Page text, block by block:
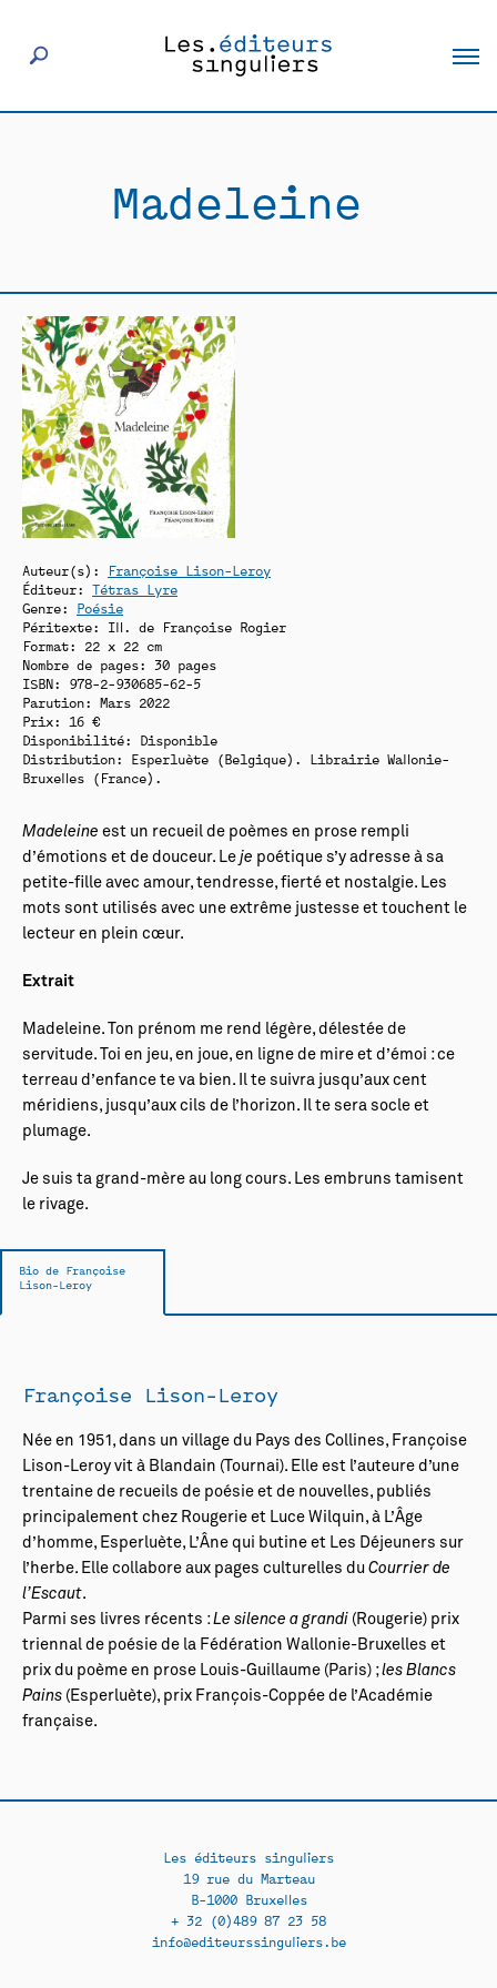
Actualités
Rencontres
Madeleine
Auteur(s):
Françoise Lison-Leroy
Éditeur: Tétras Lyre
Genre: Poésie
Péritexte: Ill. de Françoise Rogier
Format: 22 x 22 cm
Nombre de pages: 30 pages
ISBN: 978-2-930685-62-5
Parution: Mars 2022
Prix: 16 €
Disponibilité:
Disponible
Distribution: Esperluète (Belgique). Librairie Wallonie-
Bruxelles (France).
Madeleine est un recueil de poèmes en prose rempli
d’émotions et de douceur. Le je poétique s’y adresse à sa
petite-fille avec amour, tendresse, fierté et nostalgie. Les
mots sont utilisés avec une extrême justesse et touchent le
lecteur en plein cœur.
Extrait
Madeleine. Ton prénom me rend légère, délestée de
servitude. Toi en jeu, en joue, en ligne de mire et d’émoi : ce
terreau d’enfance te va bien. Il te suivra jusqu’aux cent
méridiens, jusqu’aux cils de l’horizon. Il te sera socle et
plumage.
Je suis ta grand-mère au long cours. Les embruns tamisent
le rivage.
Bio de Françoise
Lison-Leroy
Françoise Lison-Leroy
Née en 1951, dans un village du Pays des Collines, Françoise
Lison-Leroy vit à Blandain (Tournai). Elle est l’auteure d’une
trentaine de recueils de poésie et de nouvelles, publiés
principalement chez Rougerie et Luce Wilquin, à L’Âge
d’homme, Esperluète, L’Âne qui butine et Les Déjeuners sur
l’herbe. Elle collabore aux pages culturelles du Courrier de
l’Escaut.
Parmi ses livres récents :Le silence a grandi (Rougerie) prix
triennal de poésie de la Fédération Wallonie-Bruxelles et
prix du poème en prose Louis-Guillaume (Paris) ;les Blancs
Pains (Esperluète), prix François-Coppée de l’Académie
française.
Les éditeurs singuliers
19 rue du Marteau
B-1000 Bruxelles
+ 32 (0)489 87 23 58
info@editeurssinguliers.be